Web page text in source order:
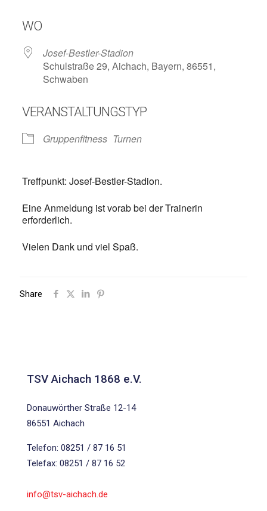
WO
Josef-Bestler-Stadion
Schulstraße 29, Aichach, Bayern, 86551,
Schwaben
VERANSTALTUNGSTYP
Gruppenfitness Turnen
Treffpunkt: Josef-Bestler-Stadion.
Eine Anmeldung ist vorab bei der Trainerin
erforderlich.
Vielen Dank und viel Spaß.
Share
TSV Aichach 1868 e.V.
Donauwörther Straße 12-14
86551 Aichach
Telefon: 08251 / 87 16 51
Telefax: 08251 / 87 16 52
info@tsv-aichach.de